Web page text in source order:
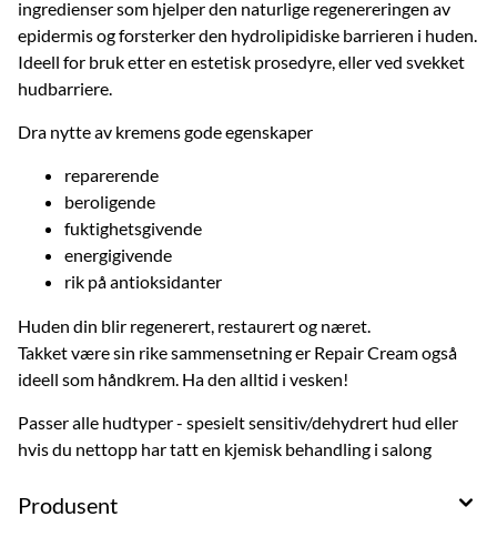
ingredienser som hjelper den naturlige regenereringen av
epidermis og forsterker den hydrolipidiske barrieren i huden.
Ideell for bruk etter en estetisk prosedyre, eller ved svekket
hudbarriere.
Dra nytte av kremens gode egenskaper
reparerende
beroligende
fuktighetsgivende
energigivende
rik på antioksidanter
Huden din blir regenerert, restaurert og næret.
Takket være sin rike sammensetning er Repair Cream også
ideell som håndkrem. Ha den alltid i vesken!
Passer alle hudtyper - spesielt sensitiv/dehydrert hud eller
hvis du nettopp har tatt en kjemisk behandling i salong
Produsent